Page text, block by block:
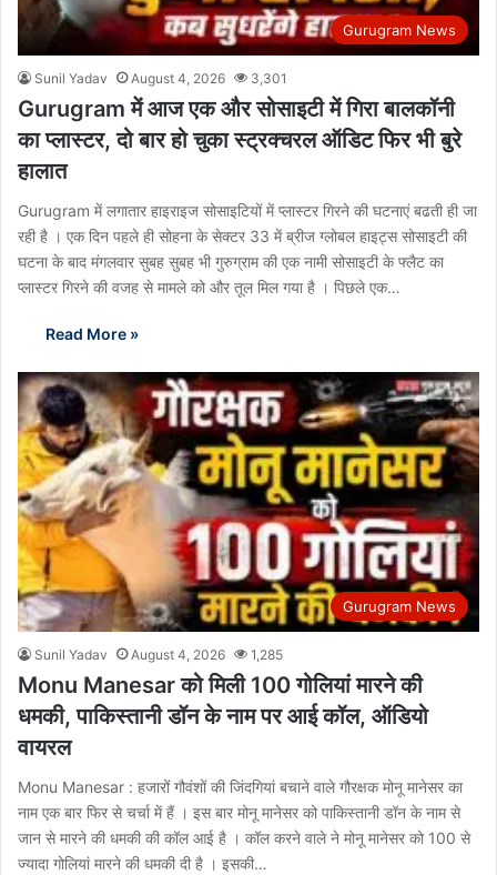
Gurugram News
Sunil Yadav August 4, 2026 3,301
Gurugram में आज एक और सोसाइटी में गिरा बालकॉनी
का प्लास्टर, दो बार हो चुका स्ट्रक्चरल ऑडिट फिर भी बुरे
हालात
Gurugram में लगातार हाइराइज सोसाइटियों में प्लास्टर गिरने की घटनाएं बढती ही जा
रही है । एक दिन पहले ही सोहना के सेक्टर 33 में ब्रीज ग्लोबल हाइट्स सोसाइटी की
घटना के बाद मंगलवार सुबह सुबह भी गुरुग्राम की एक नामी सोसाइटी के फ्लैट का
प्लास्टर गिरने की वजह से मामले को और तूल मिल गया है । पिछले एक…
Read More »
Gurugram News
Sunil Yadav August 4, 2026 1,285
Monu Manesar को मिली 100 गोलियां मारने की
धमकी, पाकिस्तानी डॉन के नाम पर आई कॉल, ऑडियो
वायरल
Monu Manesar : हजारों गौवंशों की जिंदगियां बचाने वाले गौरक्षक मोनू मानेसर का
नाम एक बार फिर से चर्चा में हैं । इस बार मोनू मानेसर को पाकिस्तानी डॉन के नाम से
जान से मारने की धमकी की कॉल आई है । कॉल करने वाले ने मोनू मानेसर को 100 से
ज्यादा गोलियां मारने की धमकी दी है । इसकी…